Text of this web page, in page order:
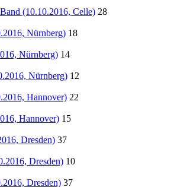
(10.10.2016, Celle) 28
Nürnberg) 18
Nürnberg) 14
Nürnberg) 12
Hannover) 22
Hannover) 15
Dresden) 37
Dresden) 10
Dresden) 37